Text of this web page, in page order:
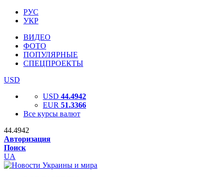
РУС
УКР
ВИДЕО
ФОТО
ПОПУЛЯРНЫЕ
СПЕЦПРОЕКТЫ
USD
USD 44.4942
EUR 51.3366
Все курсы валют
44.4942
Авторизация
Поиск
UA